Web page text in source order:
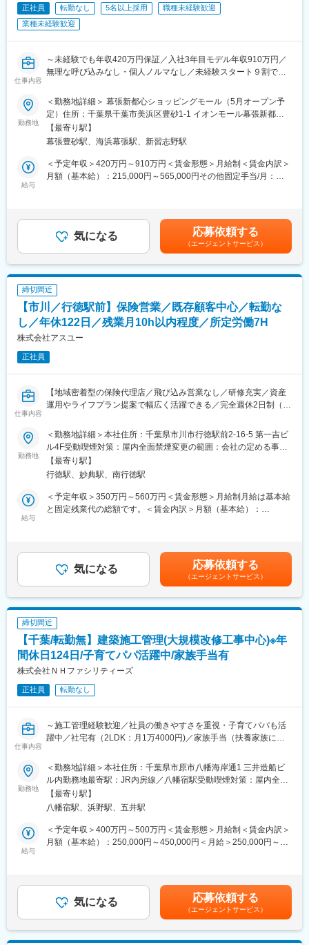
銀行、信用金庫、共済などの保険業界未経験者の方々も入社いた
だき活躍しています。
採用育成マネジャーが必要とする採用・育成の基礎を学ぶため入
社後6か月間は本社研修（オンライン）を受講しながら、配属先営
2年間、本社・支社・営業所が一体となって業務に必要な知識や実
践的なスキルを磨いていただくために一人ひとりが着実に成長で
きる環境を整えバックアップします。
■商工会議所とのパートナーシップ
同社は古くから全国の商工会議所／商工会と連携し、地域経済の
発展に貢献しています。「生命共済制度」「特定退職金共済制
度」は同社が発足に貢献しており全国99%にあたる商工会議所の
っかけを作りやすいアドバンテージは他社にはない有利性があり
ます。
金融営業で一番苦しむ行先がない。について同社は商工会議所と
■アクサGについて
アクサは1817年にフランスで生まれ、世界51の国と地域にサービ
ス提供をする保険及び資産運用分野の世界的リーディングカンパ
ニーです。
正社員 転勤なし 5名以上採用
職種未経験歓迎
業種未経験歓迎
仕事内容
～未経験でも年収420万円保証／入社3年目モデル年収910万円／
無理な呼び込みなし・個人ノルマなし／未経験スタート９割で安
＼ここがオススメ☆／
◆年収420万円最低保証＋インセンティブあり◎
◆来店されるお客様への営業なので無理な勧誘なし！目の前のお
客様のライフプランに寄り添う営業スタイル
◆首都圏の主要ショッピングモールへ、30店舗新規出店予定！業
◆個人ノルマなし！自分で成長のために目標を考え設定
・保険相談
・教育資金や老後資金などの資産形成
・NISAやiDeCo等の投資商品に関する相談
・家計相談 など
複数商材からお客様に最適な商品を提案することが可能です。
集客部隊がいるので、営業自らお客様を探す必要はありません。
もちろん、飛び込み営業や紹介獲得などの顧客開拓は必要なし。
（2）90％以上が未経験スタート
知識ゼロから１人前に成長できる仕組みがあり、どんな業界から
でもチャレンジできる環境です。
（3）早期キャリアアップが叶う
大中につき、店長候補生歓迎です◎
【業界未経験者 モデル年収】
年収520万円＜29歳／入社1年目＞
年収730万円＜33歳／入社2年目＞
■魅力
（1）ノルマなし・無理のない目標設定
評価基準となる目標値は会社が指定するのではなく、自分で成長
のために目標を考え設定。上長との面談の上最終確定しますが、
無理のない範囲で設定するため、達成率は8～9割程です。
個人プレイに走ることなく、チーム一丸となって頑張る社風が魅
力だと、現社員たちから声が上がっています！
勤務地
＜勤務地詳細＞ 幕張新都心ショッピングモール（5月オープン予
定）住所：千葉県千葉市美浜区豊砂1-1 イオンモール幕張新都心3
階 勤務地最寄駅：JR京葉線／幕張豊砂駅受動喫煙対策：屋内喫煙
可能場所あり
【最寄り駅】
幕張豊砂駅、海浜幕張駅、新習志野駅
給与
＜予定年収＞420万円～910万円＜賃金形態＞月給制＜賃金内訳＞
月額（基本給）：215,000円～565,000円その他固定手当/月：
有＜給与補足＞※上記年収は賞与込みの金額、別途インセンティブ
支給※入社時期で初回賞与額が変動する場合有■昇給：年2回（5月
11月／月給最大20％ベースアップ）■賞与：年2回（5月11月／各
1ヶ月分※23年度実績）モデル年収：520万円＜29歳／入社1年目
＞910万円＜38歳／入社3年目＞賃金はあくまでも目安の金額であ
り、選考を通じて上下する可能性があります。月給(月額)は固定手
当を含めた表記です。
気になる 応募依頼する
（エージェントサービス）
締切間近
【市川／行徳駅前】保険営業／既存顧客中心／転勤な
し／年休122日／残業月10h以内程度／所定労働7H
株式会社アスユー
正社員
仕事内容
【地域密着型の保険代理店／飛び込み営業なし／研修充実／資産
運用やライフプラン提案で幅広く活躍できる／完全週休2日制（土
■業務概要
個人・法人顧客を中心に、生命保険・損害保険の提案や資産形
成・相続対策・企業リスクマネジメントなど多岐にわたるコンサ
ルティングを行う当社にて、営業職として、保険および資産運用
に関するプランニング業務を担当いただきます。
・投資信託や相続、ライフプランの相談対応
・住宅ローンや不動産活用のアドバイス
・既存顧客への定期的なフォローアップ
・法人：個人の割合＝2：8
・既存顧客中心で飛び込み営業は一切ないため、プランニングに
専念いただけます。
■組織構成
異業界・営業未経験者が定着し活躍しています。
■教育体制
研修期間中は東京海上日動火災社への出社もございます。
■就業環境
・完全週休2日制、年間休日122日、残業月10時間以内程度とプラ
・転勤なしで千葉に拠点を置いて働くことが可能です
地域に根差した代理店です。コンサルティングから生命保険・損
害保険・投資信託の代理店業務をメインに、住宅ローンや不動産
の有効活用、相続対策等の相談業務や企業のリスクマネジメント
東京海上日動のトップクオリティ代理店や健康経営優良法人「ネ
勤務地
＜勤務地詳細＞本社住所：千葉県市川市行徳駅前2-16-5 第一吉ビ
ル4F受動喫煙対策：屋内全面禁煙変更の範囲：会社の定める事業
所（リモートワーク含む）
【最寄り駅】
行徳駅、妙典駅、南行徳駅
給与
＜予定年収＞350万円～560万円＜賃金形態＞月給制月給は基本給
と固定残業代の総額です。＜賃金内訳＞月額（基本給）：
給有無＞有＜残業手当＞有＜給与補足＞・賞与年2回、決算賞与・
昇給年1回賃金はあくまでも目安の金額であり、選考を通じて上下
する可能性があります。月給(月額)は固定手当を含めた表記です。
気になる 応募依頼する
（エージェントサービス）
締切間近
【千葉/転勤無】建築施工管理(大規模改修工事中心)※年
間休日124日/子育てパパ活躍中/家族手当有
株式会社ＮＨファシリティーズ
正社員 転勤なし
仕事内容
～施工管理経験歓迎／社員の働きやすさを重視・子育てパパも活
躍中／社宅有（2LDK：月1万4000円)／家族手当（扶養家族に対
時間／案件は大規模改修工事中心～
■業務概要
関東エリアにマンション6800棟／31万1000戸と、業界トップク
ラスのマンション管理戸数を誇る日本ハウズインググループの総
合サービス企業である当社にて、オフィスビル・工場・マンショ
ンなどの新築・大規模改修工事・リフォームなどの建築施工管理
・見積もり作成
・工事予算書の作成
勤務地
＜勤務地詳細＞本社住所：千葉県市原市八幡海岸通1 三井造船ビ
ル内勤務地最寄駅：JR内房線／八幡宿駅受動喫煙対策：屋内全面
禁煙変更の範囲：会社の定める事業所
【最寄り駅】
八幡宿駅、浜野駅、五井駅
給与
＜予定年収＞400万円～500万円＜賃金形態＞月給制＜賃金内訳＞
月額（基本給）：250,000円～450,000円＜月給＞250,000円～
万円＋手当＋賞与）580万円／45歳・入社7年目（月給38万円＋手
当＋賞与）500万円／41歳・入社18年目（月給35万円＋賞与）賃
金はあくまでも目安の金額であり、選考を通じて上下する可能性
があります。月給(月額)は固定手当を含めた表記です。
気になる 応募依頼する
（エージェントサービス）